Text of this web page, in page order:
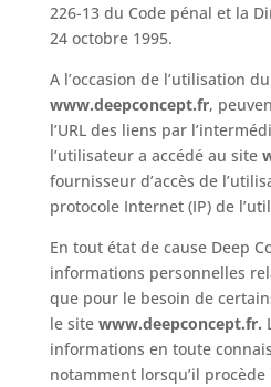
226-13 du Code pénal et la
24 octobre 1995.
A l’occasion de l’utilisation
www.deepconcept.fr,
l’URL des liens par
l’utilisateur a accédé au site
fournisseur d’accès de
protocole Internet (IP) de
En tout état de cause Deep
informations personnelles
que pour le besoin de
le sitewww.deepconcept.fr.
informations en toute
notamment lorsqu’il